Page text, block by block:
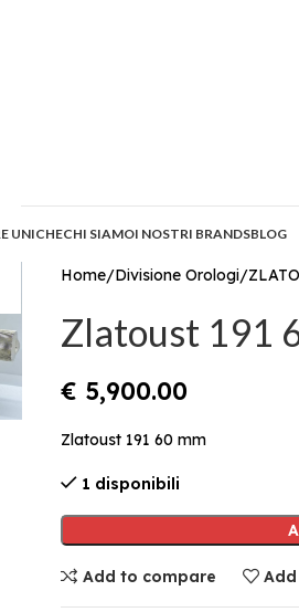
UNICHECHI SIAMOI NOSTRI BRANDSBLOG
Home Divisione Orologi
Zlatoust 191
€ 5,900.00
Zlatoust 191 60 mm
1 disponibili
Add to compare